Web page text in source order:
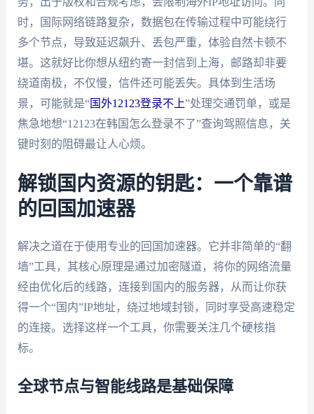
时，国际网络链路复杂，数据包在传输过程中可能绕行
多个节点，导致延迟飙升、丢包严重，体验自然卡顿不
堪。这就好比你想从纽约寄一封信到上海，邮路却非要
绕道南极，不仅慢，信件还可能丢失。具体到生活场
景，可能就是“国外12123登录不上”处理交通罚单，或是
焦急地想“12123在韩国怎么登录不了”查询驾照信息，关
键时刻的阻碍最让人心烦。
解锁国内资源的钥匙：一个靠谱
的回国加速器
解决之道在于使用专业的回国加速器。它并非简单的“翻
墙”工具，其核心原理是通过加密隧道，将你的网络流量
经由优化后的线路，连接到国内的服务器，从而让你获
得一个“国内”IP地址，绕过地域封锁，同时享受高速稳定
的连接。选择这样一个工具，你需要关注几个硬核指
标。
全球节点与智能线路是基础保障